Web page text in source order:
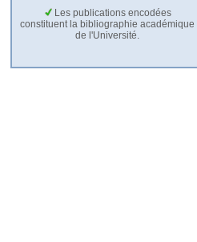
Les publications encodées
constituent la bibliographie académique
de l'Université.